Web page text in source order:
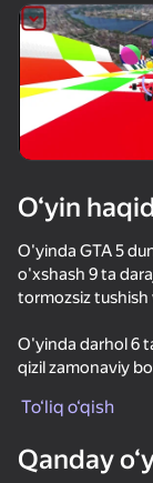
Stack Fire Ball
O‘yin
O'yinda GTA 5
o'xshash 9 ta
tormozsiz tushish
O'yinda darhol 6
qizil zamonaviy
O'yin menyusida
To‘liq o‘qish
Qanday